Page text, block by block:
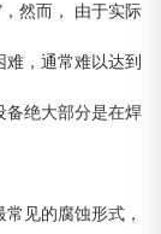
然而， 由于实际
，通常难以达到
备绝大部分是在焊
见的腐蚀形式，